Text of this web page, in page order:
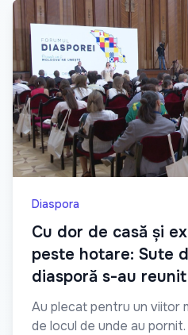
Diaspora
Cu dor de casă și
peste hotare: Sute
diasporă s-au
Au plecat pentru un viitor
de locul de unde au